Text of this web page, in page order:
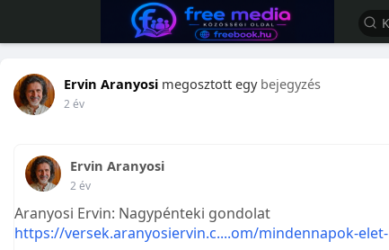
Ervin Aranyosi megosztott egy bejegyzés
2 év
Ervin Aranyosi
2 év
Aranyosi Ervin: Nagypénteki gondolat
https://versek.aranyosiervin.c....om/mindennapok-elet-